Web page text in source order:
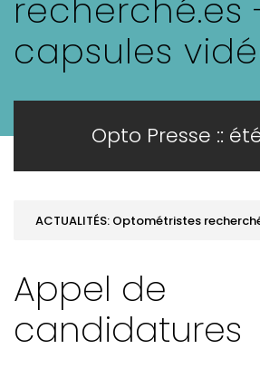
recherché.es
capsules
Opto Presse ::
ACTUALITÉS: Résultats vigie sanitaire
totale
ACTUALITÉS: Optométristes
Appel de
candidatures